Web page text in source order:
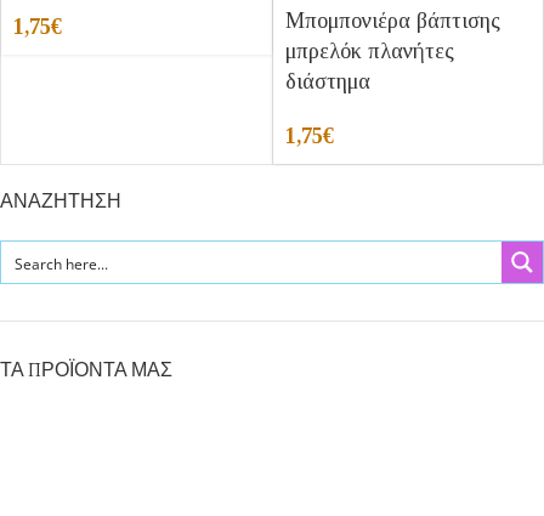
1,75€
Μπομπονιέρα βάπτισης
μπρελόκ πλανήτες
διάστημα
1,75€
ΑΝΑΖΗΤΗΣΗ
ΤΑ ΠΡΟΪΟΝΤΑ ΜΑΣ